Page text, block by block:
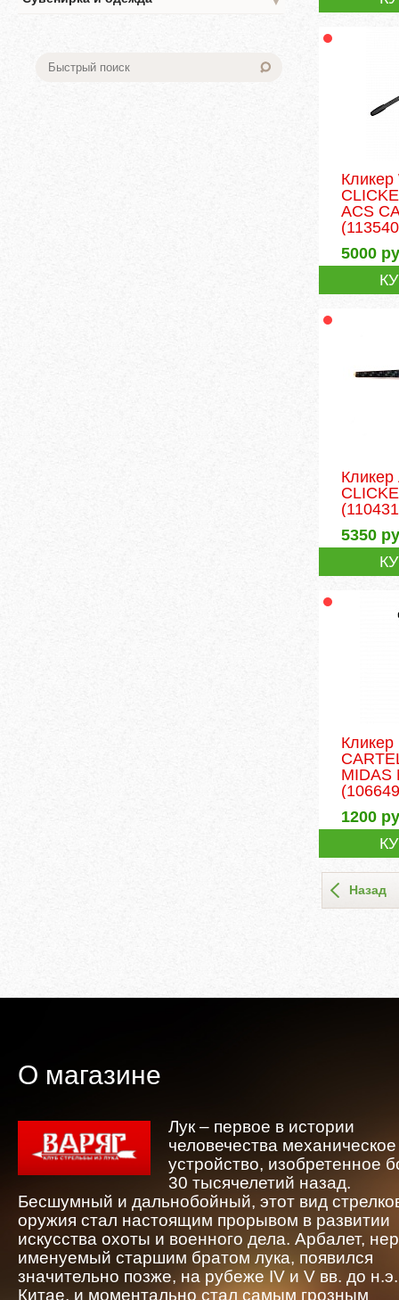
Кликер
ACS
5000
Кликер
5350
Кликер
MIDAS
1200
Назад
О магазине
Лук – первое в истории
человечества механическое
устройство, изобретенное
30 тысячелетий назад.
Бесшумный и дальнобойный, этот вид
оружия стал настоящим прорывом в развитии
искусства охоты и военного дела. Арбалет,
именуемый старшим братом лука, появился
значительно позже, на рубеже IV и V вв. до
Китае, и моментально стал самым грозным